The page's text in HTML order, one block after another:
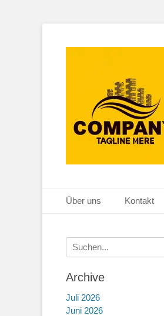
Primäres Menü
Zum
Inhalt
Über uns Kontakt
Suche
nach:
Archive
Juli 2026
Juni 2026